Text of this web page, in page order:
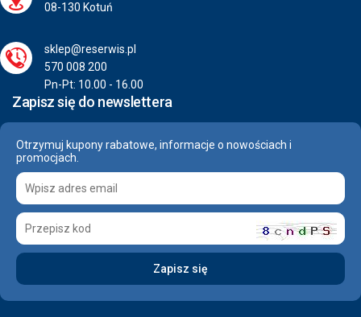
08-130 Kotuń
sklep@reserwis.pl
570 008 200
Pn-Pt: 10.00 - 16.00
Zapisz się do newslettera
Otrzymuj kupony rabatowe, informacje o nowościach i
promocjach.